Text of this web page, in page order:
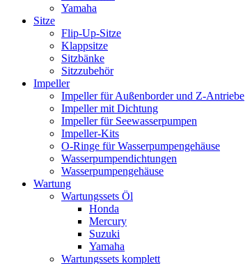
Yamaha
Sitze
Flip-Up-Sitze
Klappsitze
Sitzbänke
Sitzzubehör
Impeller
Impeller für Außenborder und Z-Antriebe
Impeller mit Dichtung
Impeller für Seewasserpumpen
Impeller-Kits
O-Ringe für Wasserpumpengehäuse
Wasserpumpendichtungen
Wasserpumpengehäuse
Wartung
Wartungssets Öl
Honda
Mercury
Suzuki
Yamaha
Wartungssets komplett